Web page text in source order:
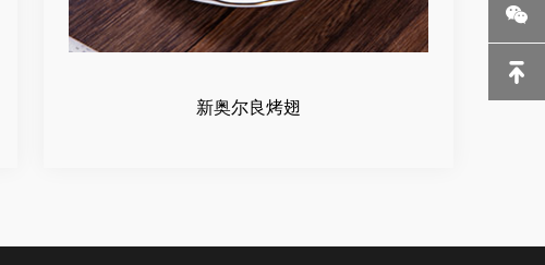
新奥尔良烤翅